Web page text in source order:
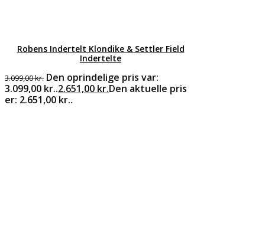
Robens Indertelt Klondike & Settler Field
Indertelte
3.099,00kr. Den oprindelige pris var:
3.099,00 kr..2.651,00 kr.Den aktuelle pris
er: 2.651,00 kr..